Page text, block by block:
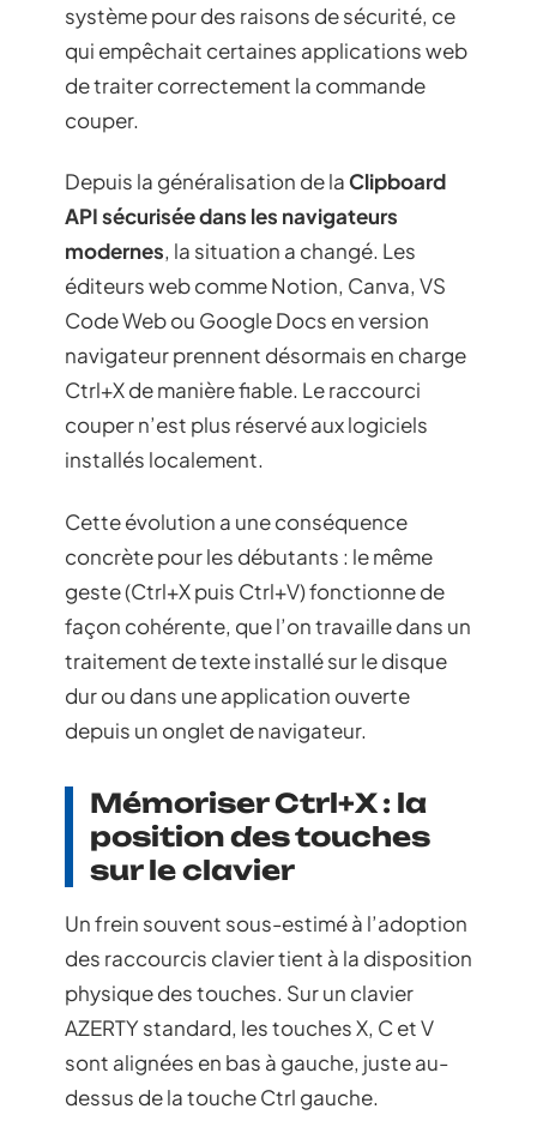
système pour des raisons de sécurité, ce
qui empêchait certaines applications web
de traiter correctement la commande
couper.
Depuis la généralisation de laClipboard
API sécurisée dans les navigateurs
modernes, la situation a changé. Les
éditeurs web comme Notion, Canva, VS
Code Web ou Google Docs en version
navigateur prennent désormais en charge
Ctrl+X de manière fiable. Le raccourci
couper n’est plus réservé aux logiciels
installés localement.
Cette évolution a une conséquence
concrète pour les débutants : le même
geste (Ctrl+X puis Ctrl+V) fonctionne de
façon cohérente, que l’on travaille dans un
traitement de texte installé sur le disque
dur ou dans une application ouverte
depuis un onglet de navigateur.
Mémoriser Ctrl+X : la
position des touches
sur le clavier
Un frein souvent sous-estimé à l’adoption
des raccourcis clavier tient à la disposition
physique des touches. Sur un clavier
AZERTY standard, les touches X, C et V
sont alignées en bas à gauche, juste au-
dessus de la touche Ctrl gauche.